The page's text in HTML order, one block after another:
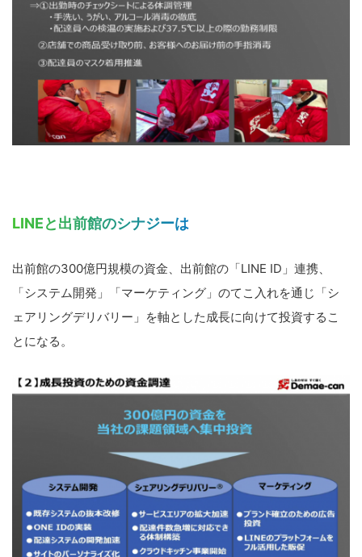
LINEと出前館のシナジーは
出前館の300億円規模の資金、出前館の「LINE ID」連携、
「システム開発」「マーケティング」のてこ入れを通じ「シ
ェアリングデリバリー」を軸とした成長に向けて投資するこ
とになる。